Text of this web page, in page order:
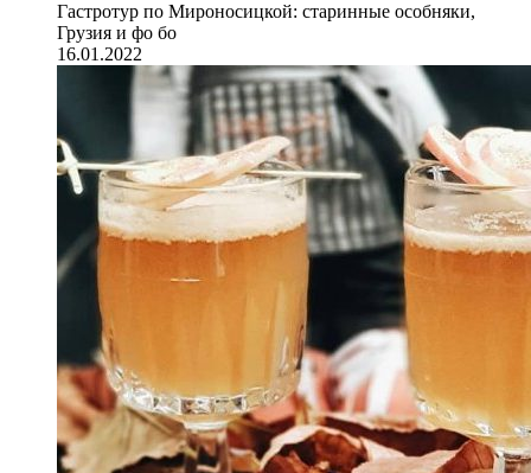
Гастротур по Мироносицкой: старинные особняки,
Грузия и фо бо
16.01.2022